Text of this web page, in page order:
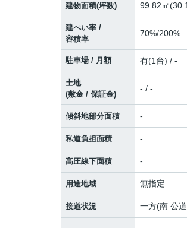
建物面積(坪数) 99.82㎡
建ぺい率 /
容積率
70%/200%
駐車場 / 月額 有(1台) / -
土地
(敷金 / 保証金)
- / -
傾斜地部分面積 -
私道負担面積 -
高圧線下面積 -
用途地域 無指定
接道状況 一方(南 公